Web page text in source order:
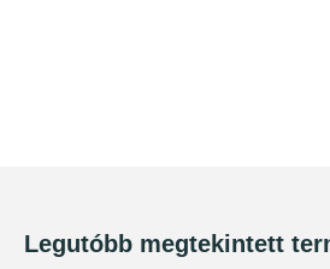
Legutóbb megtekintett